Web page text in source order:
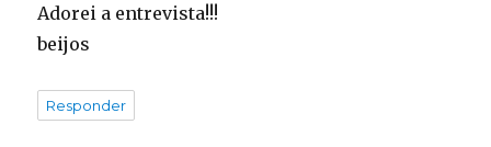
Adorei a entrevista!!!
beijos
Responder